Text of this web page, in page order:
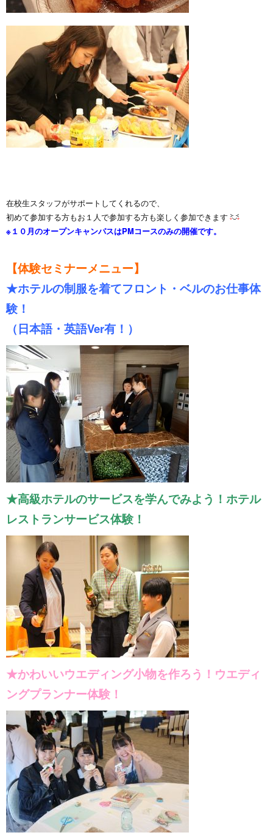
在校生スタッフがサポートしてくれるので、
初めて参加する方もお１人で参加する方も楽しく参加できます
※１０月のオープンキャンパスはPMコースのみの開催です。
【体験セミナーメニュー】
★ホテルの制服を着てフロント・ベルのお仕事体
験！
（日本語・英語Ver有！）
★高級ホテルのサービスを学んでみよう！ホテル
レストランサービス体験！
★かわいいウエディング小物を作ろう！ウエディ
ングプランナー体験！